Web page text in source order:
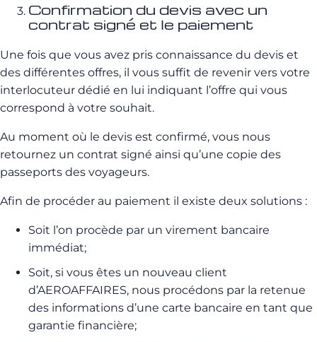
Confirmation du devis avec un
contrat signé et le paiement
Une fois que vous avez pris connaissance du devis et
des différentes offres, il vous suffit de revenir vers votre
interlocuteur dédié en lui indiquant l’offre qui vous
correspond à votre souhait.
Au moment où le devis est confirmé, vous nous
retournez un contrat signé ainsi qu’une copie des
passeports des voyageurs.
Afin de procéder au paiement il existe deux solutions :
Soit l’on procède par un virement bancaire
immédiat;
Soit, si vous êtes un nouveau client
d’AEROAFFAIRES, nous procédons par la retenue
des informations d’une carte bancaire en tant que
garantie financière;